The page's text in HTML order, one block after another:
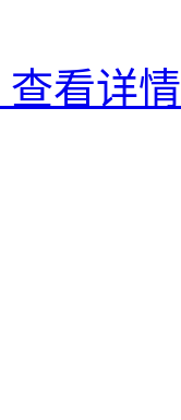
查看详情